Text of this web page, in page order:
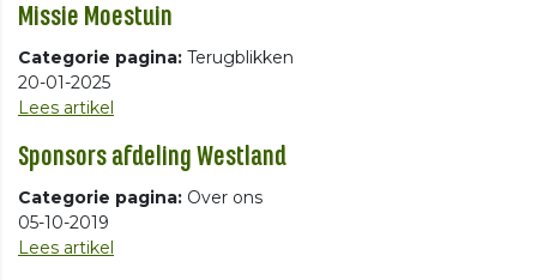
Missie Moestuin
Categorie pagina: Terugblikken
20-01-2025
Lees artikel
Sponsors afdeling Westland
Categorie pagina: Over ons
05-10-2019
Lees artikel